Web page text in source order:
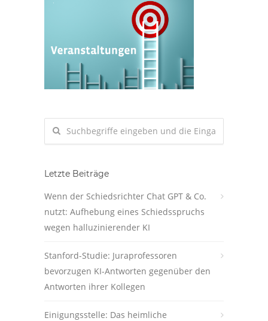
Letzte Beiträge
Wenn der Schiedsrichter Chat GPT & Co.
nutzt: Aufhebung eines Schiedsspruchs
wegen halluzinierender KI
Stanford-Studie: Juraprofessoren
bevorzugen KI-Antworten gegenüber den
Antworten ihrer Kollegen
Einigungsstelle: Das heimliche